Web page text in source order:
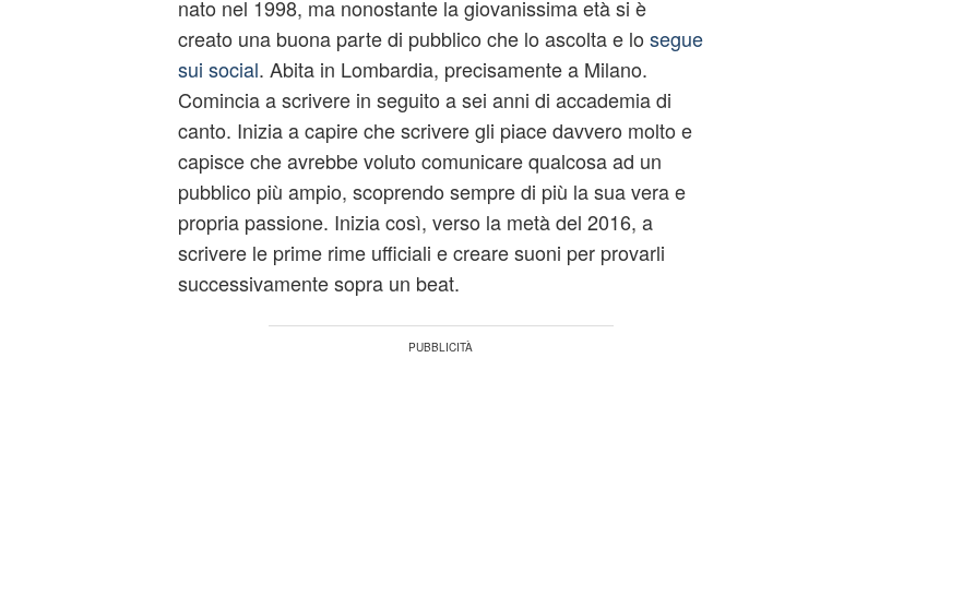
nato nel 1998, ma nonostante la giovanissima età si è
creato una buona parte di pubblico che lo ascolta e lo segue
sui social. Abita in Lombardia, precisamente a Milano.
Comincia a scrivere in seguito a sei anni di accademia di
canto. Inizia a capire che scrivere gli piace davvero molto e
capisce che avrebbe voluto comunicare qualcosa ad un
pubblico più ampio, scoprendo sempre di più la sua vera e
propria passione. Inizia così, verso la metà del 2016, a
scrivere le prime rime ufficiali e creare suoni per provarli
successivamente sopra un beat.